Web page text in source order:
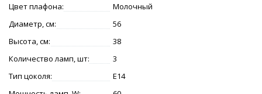
Цвет плафона:
Молочный
Диаметр, см:
56
Высота, см:
38
Количество ламп, шт:
3
Тип цоколя:
E14